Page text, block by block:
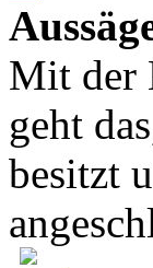
Mit der
geht
besitzt